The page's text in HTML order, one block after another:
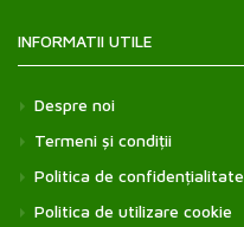
INFORMATII UTILE
Despre noi
Termeni și condiții
Politica de confidențialitate
Politica de utilizare cookie